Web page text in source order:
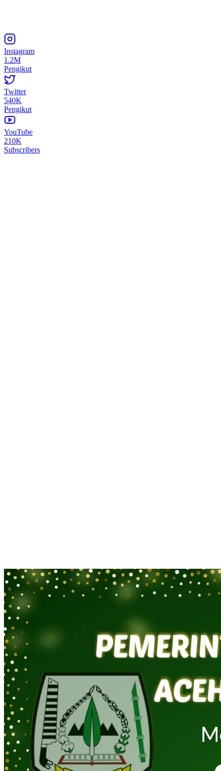
Instagram
1.2M
Pengikut
Twitter
540K
Pengikut
YouTube
210K
Subscribers